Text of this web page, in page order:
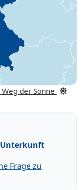
der Sonne
Unterkunft
Frage zu